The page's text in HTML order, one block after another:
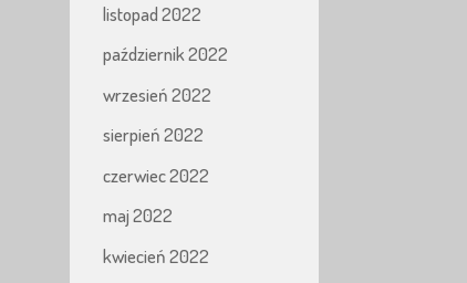
listopad 2022
październik 2022
wrzesień 2022
sierpień 2022
czerwiec 2022
maj 2022
kwiecień 2022